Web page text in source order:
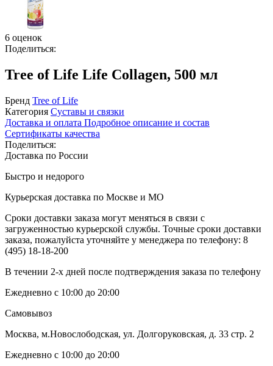
6 оценок
Поделиться:
Tree of Life Life Collagen, 500 мл
Бренд Tree of Life
Категория Суставы и связки
Доставка и оплата Подробное описание и состав
Сертификаты качества
Поделиться:
Доставка по России
Быстро и недорого
Курьерская доставка по Москве и МО
Сроки доставки заказа могут меняться в связи с
загруженностью курьерской службы. Точные сроки доставки
заказа, пожалуйста уточняйте у менеджера по телефону: 8
(495) 18-18-200
В течении 2-х дней после подтверждения заказа по телефону
Ежедневно с 10:00 до 20:00
Самовывоз
Москва, м.Новослободская, ул. Долгоруковская, д. 33 стр. 2
Ежедневно с 10:00 до 20:00